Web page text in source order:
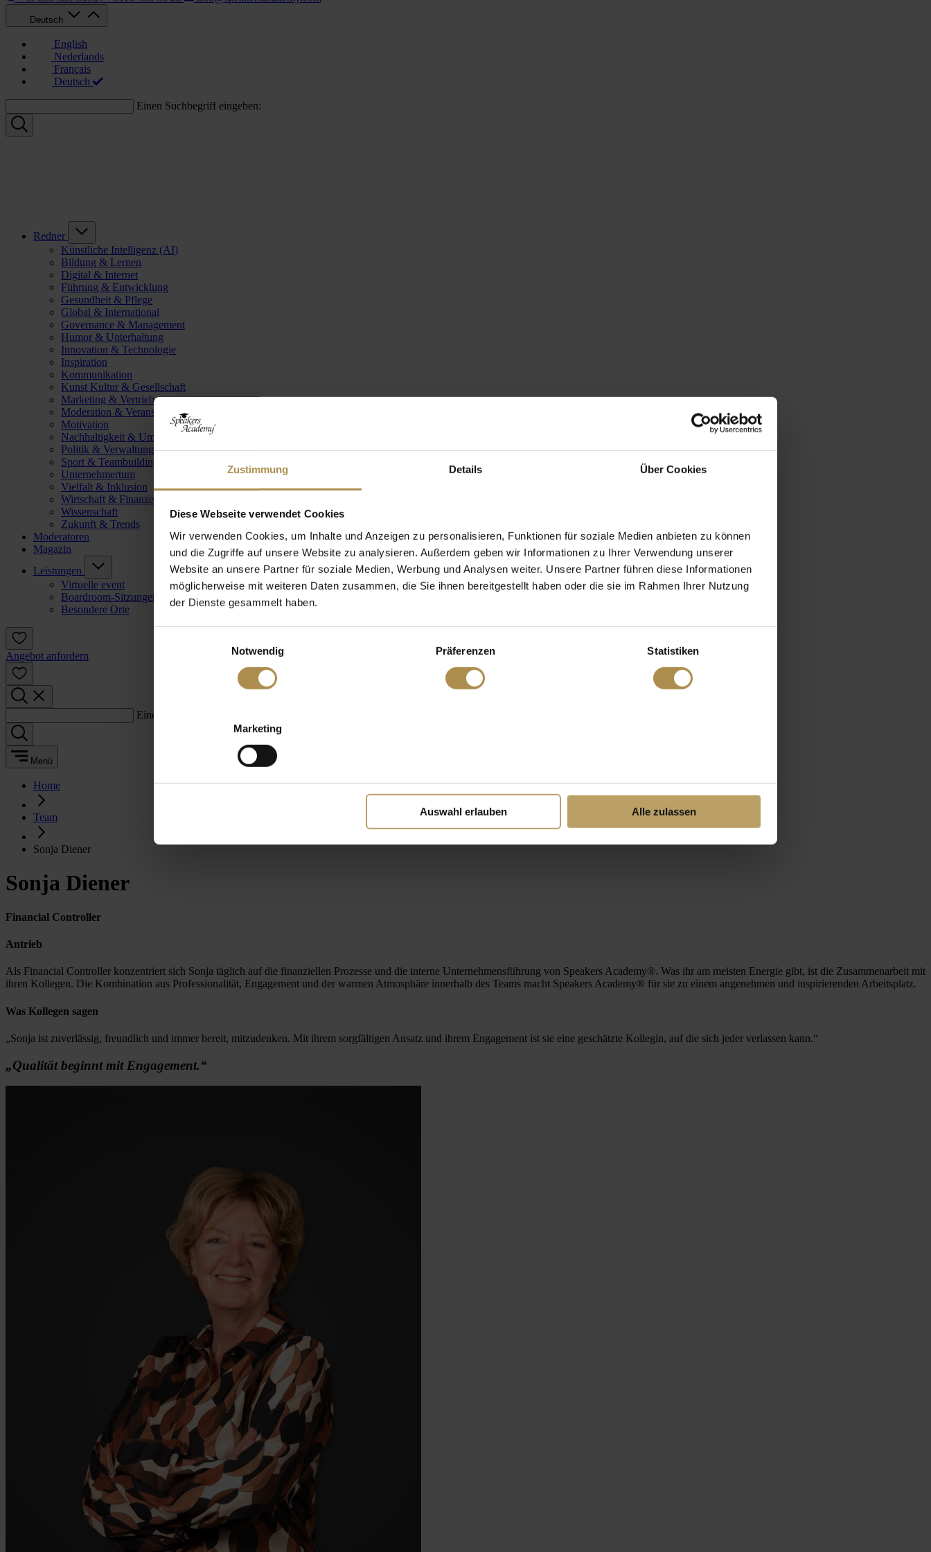
Zustimmung Details Über Cookies
Diese Webseite verwendet Cookies
Wir verwenden Cookies, um Inhalte und Anzeigen zu personalisieren, Funktionen für soziale Medien anbieten zu können
und die Zugriffe auf unsere Website zu analysieren. Außerdem geben wir Informationen zu Ihrer Verwendung unserer
Website an unsere Partner für soziale Medien, Werbung und Analysen weiter. Unsere Partner führen diese Informationen
möglicherweise mit weiteren Daten zusammen, die Sie ihnen bereitgestellt haben oder die sie im Rahmen Ihrer Nutzung
der Dienste gesammelt haben.
Notwendig
Präferenzen Statistiken
Marketing
Auswahl erlauben Alle zulassen
Deutsch
English
Nederlands
Français
Deutsch
Einen Suchbegriff eingeben:
Redner
Künstliche Intelligenz (AI)
Bildung & Lernen
Digital & Internet
Führung & Entwicklung
Gesundheit & Pflege
Global & International
Governance & Management
Humor & Unterhaltung
Innovation & Technologie
Inspiration
Kommunikation
Kunst Kultur & Gesellschaft
Marketing & Vertrieb
Moderation & Veranstaltungsleitung
Motivation
Nachhaltigkeit & Umwelt
Politik & Verwaltung
Sport & Teambuilding
Unternehmertum
Vielfalt & Inklusion
Wirtschaft & Finanzen
Wissenschaft
Zukunft & Trends
Moderatoren
Magazin
Leistungen
Virtuelle event
Boardroom-Sitzungen
Besondere Orte
Angebot anfordern
Einen Suchbegriff eingeben:
Menü
Home
Team
Sonja Diener
Sonja Diener
Financial Controller
Antrieb
Als Financial Controller konzentriert sich Sonja täglich auf die finanziellen Prozesse und die interne Unternehmensführung von Speakers Academy®. Was ihr am meisten Energie gibt, ist die Zusammenarbeit mit
ihren Kollegen. Die Kombination aus Professionalität, Engagement und der warmen Atmosphäre innerhalb des Teams macht Speakers Academy® für sie zu einem angenehmen und inspirierenden Arbeitsplatz.
Was Kollegen sagen
„Sonja ist zuverlässig, freundlich und immer bereit, mitzudenken. Mit ihrem sorgfältigen Ansatz und ihrem Engagement ist sie eine geschätzte Kollegin, auf die sich jeder verlassen kann.“
„Qualität beginnt mit Engagement.“